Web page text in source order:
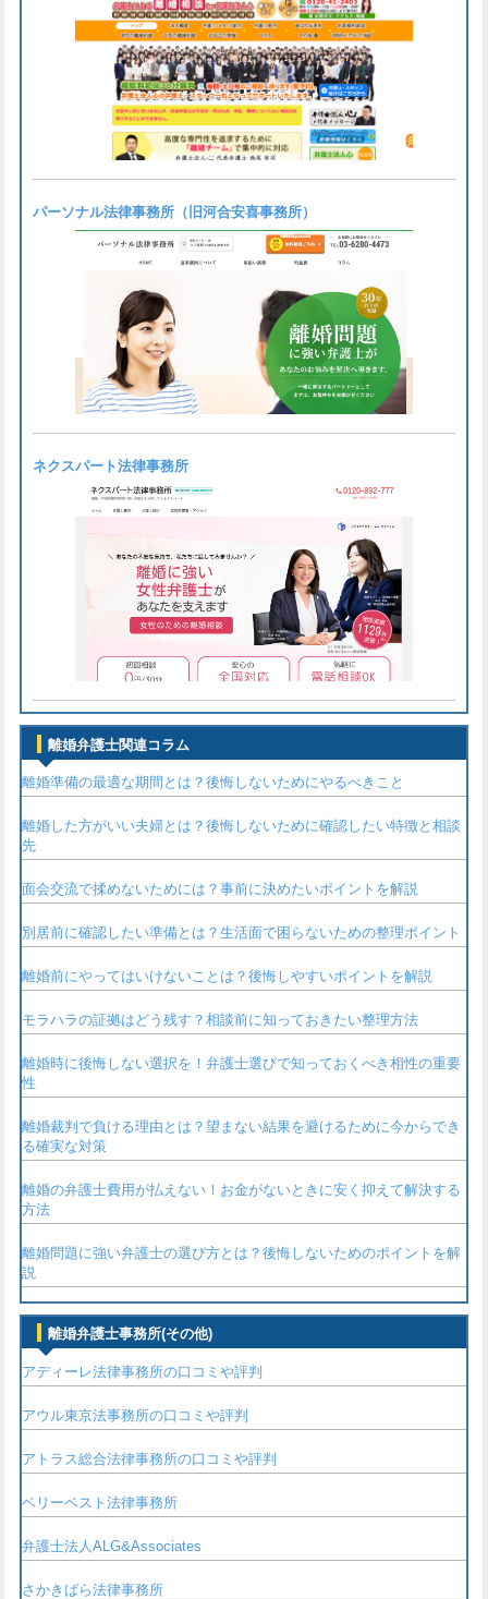
パーソナル法律事務所（旧河合安喜事務所）
ネクスパート法律事務所
離婚弁護士関連コラム
離婚準備の最適な期間とは？後悔しないためにやるべきこと
離婚した方がいい夫婦とは？後悔しないために確認したい特徴と相談
先
面会交流で揉めないためには？事前に決めたいポイントを解説
別居前に確認したい準備とは？生活面で困らないための整理ポイント
離婚前にやってはいけないことは？後悔しやすいポイントを解説
モラハラの証拠はどう残す？相談前に知っておきたい整理方法
離婚時に後悔しない選択を！弁護士選びで知っておくべき相性の重要
性
離婚裁判で負ける理由とは？望まない結果を避けるために今からでき
る確実な対策
離婚の弁護士費用が払えない！お金がないときに安く抑えて解決する
方法
離婚問題に強い弁護士の選び方とは？後悔しないためのポイントを解
説
離婚弁護士事務所(その他)
アディーレ法律事務所の口コミや評判
アウル東京法事務所の口コミや評判
アトラス総合法律事務所の口コミや評判
ベリーベスト法律事務所
弁護士法人ALG&Associates
さかきばら法律事務所